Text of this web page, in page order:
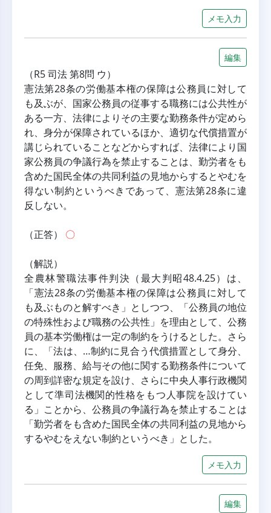
メモ入力
編集
（R5 司法 第8問 ウ）
憲法第28条の労働基本権の保障は公務員に対して
も及ぶが、国家公務員の従事する職務には公共性が
ある一方、法律によりその主要な勤務条件が定めら
れ、身分が保障されているほか、適切な代償措置が
講じられていることなどからすれば、法律により国
家公務員の争議行為を禁止することは、勤労者をも
含めた国民全体の共同利益の見地からするとやむを
得ない制約というべきであって、憲法第28条に違
反しない。
（正答） 〇
（解説）
全農林警職法事件判決（最大判昭48.4.25）は、
「憲法28条の労働基本権の保障は公務員に対して
も及ぶものと解すべき」としつつ、「公務員の地位
の特殊性および職務の公共性」を理由として、公務
員の基本労働権は一定の制約をうけるとした。さら
に、「法は、…制約に見合う代償措置として身分、
任免、服務、給与その他に関する勤務条件について
の周到詳密な規定を設け、さらに中央人事行政機関
として準司法機関的性格をもつ人事院を設けてい
る」ことから、公務員の争議行為を禁止することは
「勤労者をも含めた国民全体の共同利益の見地から
するやむをえない制約というべき」とした。
メモ入力
編集